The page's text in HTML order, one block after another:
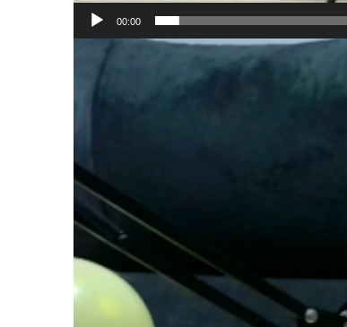
00:00
Reproductor
vídeo